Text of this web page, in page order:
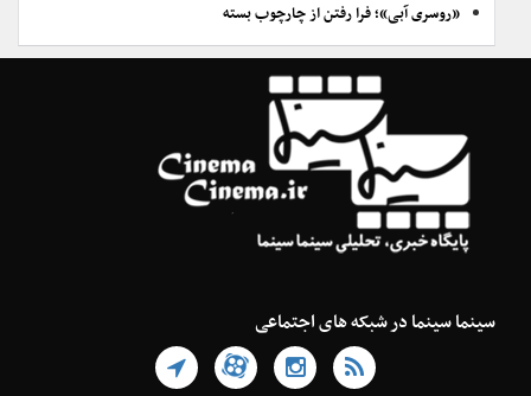
«روسری آبی»؛ فرا رفتن از چارچوب بسته
سینما سینما در شبکه های اجتماعی